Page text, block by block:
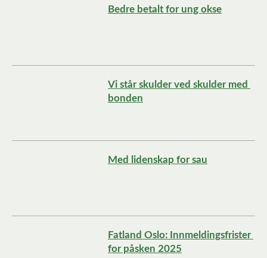
Bedre betalt for ung okse
Vi står skulder ved skulder med
bonden
Med lidenskap for sau
Fatland Oslo: Innmeldingsfrister
for påsken 2025